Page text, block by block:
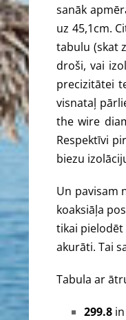
sanāk
uz 45,1cm.
tabulu (skat
droši, vai
precizitātei
visnataļ
the wire
Respektīvi
biezu
Un pavisam
koaksiāļa
tikai pielodēt
akurāti. Tai
Tabula ar
299.8